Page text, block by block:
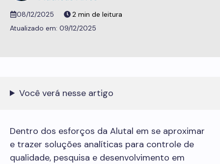
08/12/2025
09/12/2025
Você verá nesse artigo
Dentro dos esforços da Alutal em se aproximar
e trazer soluções analíticas para controle de
qualidade, pesquisa e desenvolvimento em